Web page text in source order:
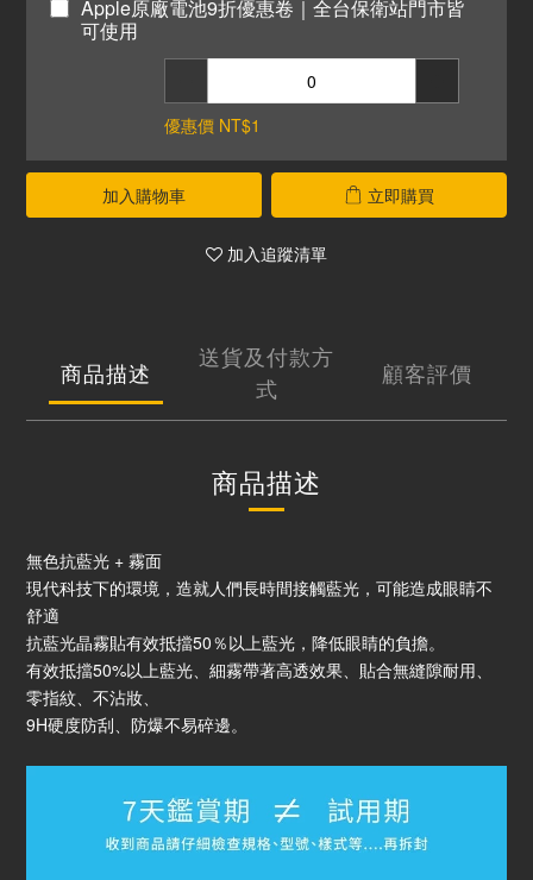
Apple原廠電池9折優惠卷｜全台保衛站門市皆
可使用
優惠價 NT$1
加入購物車 立即購買
加入追蹤清單
商品描述
送貨及付款方
式
顧客評價
商品描述
無色抗藍光 + 霧面
現代科技下的環境，造就人們長時間接觸藍光，可能造成眼睛不
舒適
抗藍光晶霧貼有效抵擋50％以上藍光，降低眼睛的負擔。
有效抵擋50%以上藍光、細霧帶著高透效果、貼合無縫隙耐用、
零指紋、不沾妝、
9H硬度防刮、防爆不易碎邊。